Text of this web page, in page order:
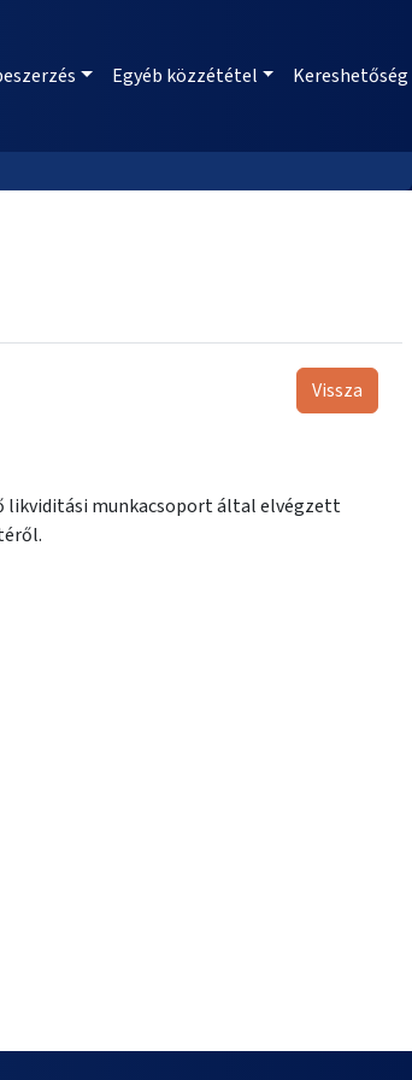
Egyéb közzététel Kereshetőség
Vissza
likviditási munkacsoport által elvégzett